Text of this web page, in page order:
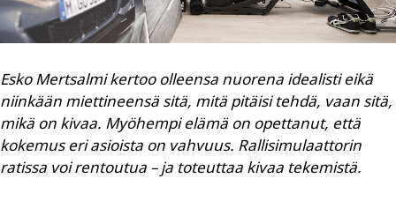
Esko Mertsalmi kertoo olleensa nuorena idealisti eikä
niinkään miettineensä sitä, mitä pitäisi tehdä, vaan sitä,
mikä on kivaa. Myöhempi elämä on opettanut, että
kokemus eri asioista on vahvuus. Rallisimulaattorin
ratissa voi rentoutua – ja toteuttaa kivaa tekemistä.